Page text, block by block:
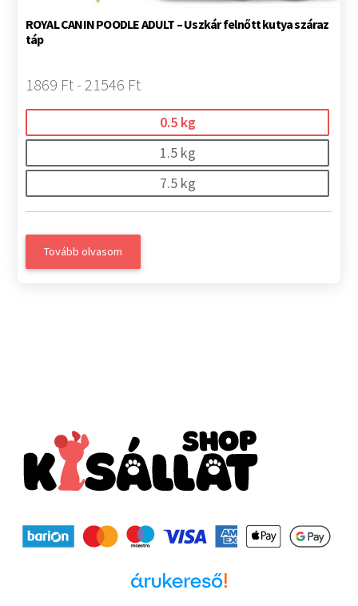
ROYAL CANIN POODLE ADULT – Uszkár felnőtt kutya száraz
táp
1869 Ft - 21546 Ft
0.5 kg
1.5 kg
7.5 kg
Tovább olvasom